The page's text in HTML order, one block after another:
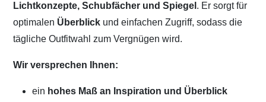
Lichtkonzepte, Schubfächer und Spiegel . Er sorgt für
optimalen Überblick und einfachen Zugriff, sodass die
tägliche Outfitwahl zum Vergnügen wird.
Wir versprechen Ihnen:
ein hohes Maß an Inspiration und Überblick